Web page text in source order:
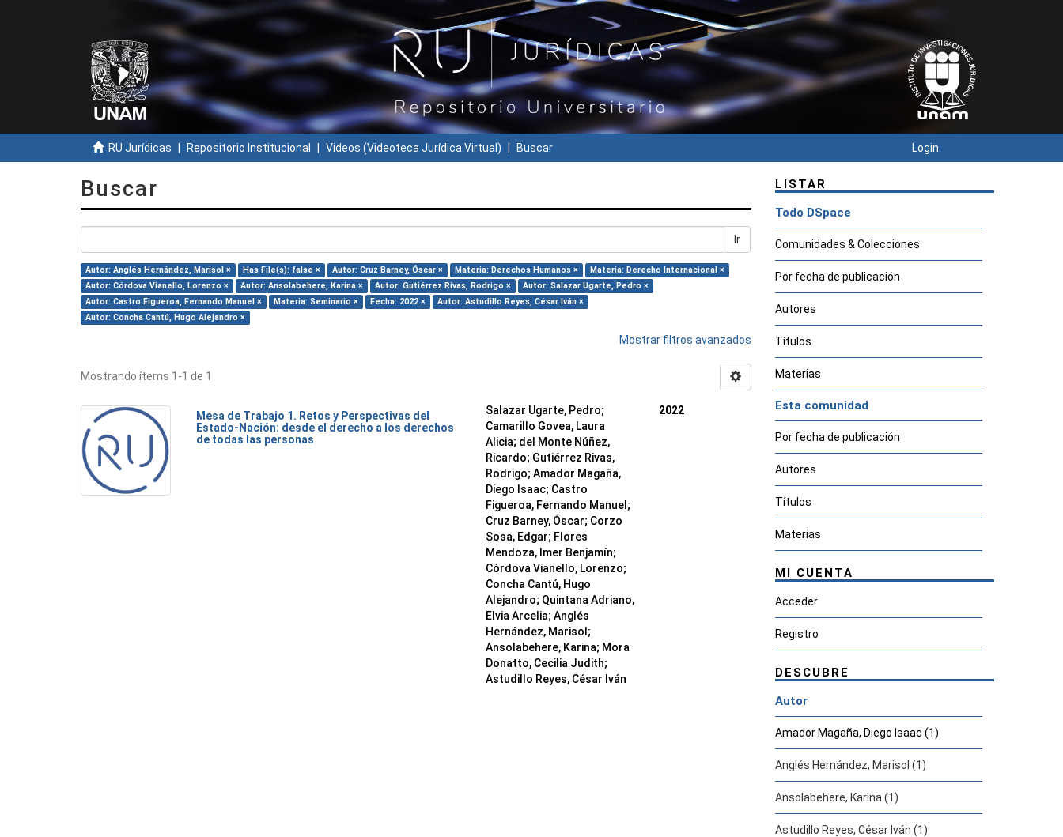
RU Jurídicas Repositorio Institucional Videos (Videoteca Jurídica Virtual) Buscar Login
Buscar
Ir
Autor: Anglés Hernández, Marisol × Has File(s): false × Autor: Cruz Barney, Óscar × Materia: Derechos Humanos ×
Materia: Derecho Internacional ×
Autor: Córdova Vianello, Lorenzo ×
Autor: Ansolabehere, Karina × Autor: Gutiérrez Rivas, Rodrigo ×
Autor: Salazar Ugarte, Pedro ×
Autor: Castro Figueroa, Fernando Manuel ×
Materia: Seminario × Fecha: 2022 ×
Autor: Astudillo Reyes, César Iván ×
Autor: Concha Cantú, Hugo Alejandro ×
Mostrar filtros avanzados
Mostrando ítems 1-1 de 1
Mesa de Trabajo 1. Retos y Perspectivas del
Estado-Nación: desde el derecho a los derechos
de todas las personas
Salazar Ugarte, Pedro;
Camarillo Govea, Laura
Alicia; del Monte Núñez,
Ricardo; Gutiérrez Rivas,
Rodrigo; Amador Magaña,
Diego Isaac; Castro
Figueroa, Fernando Manuel ;
Cruz Barney, Óscar; Corzo
Sosa, Edgar; Flores
Mendoza, Imer Benjamín;
Córdova Vianello, Lorenzo;
Concha Cantú, Hugo
Alejandro; Quintana Adriano,
Elvia Arcelia; Anglés
Hernández, Marisol ;
Ansolabehere, Karina; Mora
Donatto, Cecilia Judith;
Astudillo Reyes, César Iván
2022
LISTAR
Todo DSpace
Comunidades & Colecciones
Por fecha de publicación
Autores
Títulos
Materias
Esta comunidad
Por fecha de publicación
Autores
Títulos
Materias
MI CUENTA
Acceder
Registro
DESCUBRE
Autor
Amador Magaña, Diego Isaac (1)
Anglés Hernández, Marisol (1)
Ansolabehere, Karina (1)
Astudillo Reyes, César Iván (1)